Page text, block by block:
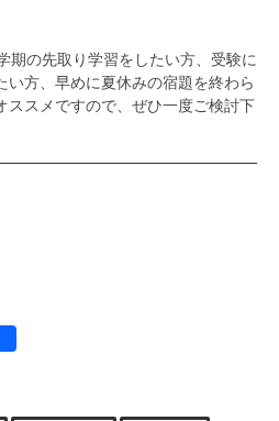
期の先取り学習をしたい方、受験に
い方、早めに夏休みの宿題を終わら
ススメですので、ぜひ一度ご検討下